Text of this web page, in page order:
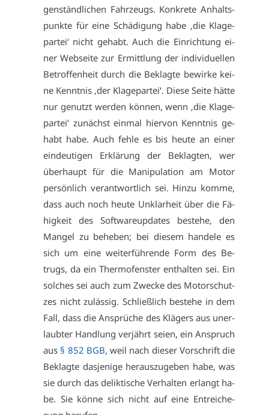
gen­ständ­li­chen Fahr­zeugs. Kon­kre­te An­halts­
punk­te für ei­ne Schä­di­gung ha­be ‚die Kla­ge­
par­tei‘ nicht ge­habt. Auch die Ein­rich­tung ei­
ner Web­sei­te zur Er­mitt­lung der in­di­vi­du­el­len
Be­trof­fen­heit durch die Be­klag­te be­wir­ke kei­
ne Kennt­nis ‚der Kla­ge­par­tei‘. Die­se Sei­te hät­te
nur ge­nutzt wer­den kön­nen, wenn ‚die Kla­ge­
par­tei‘ zu­nächst ein­mal hier­von Kennt­nis ge­
habt ha­be. Auch feh­le es bis heu­te an ei­ner
ein­deu­ti­gen Er­klä­rung der Be­klag­ten, wer
über­haupt für die Ma­ni­pu­la­ti­on am Mo­tor
per­sön­lich ver­ant­wort­lich sei. Hin­zu kom­me,
dass auch noch heu­te Un­klar­heit über die Fä­
hig­keit des Soft­ware­up­dates be­ste­he, den
Man­gel zu be­he­ben; bei die­sem han­de­le es
sich um ei­ne wei­ter­füh­ren­de Form des Be­
trugs, da ein Ther­mo­fens­ter ent­hal­ten sei. Ein
sol­ches sei auch zum Zwe­cke des Mo­tor­schut­
zes nicht zu­läs­sig. Schließ­lich be­ste­he in dem
Fall, dass die An­sprü­che des Klä­gers aus un­er­
laub­ter Hand­lung ver­jährt sei­en, ein An­spruch
aus § 852 BGB, weil nach die­ser Vor­schrift die
Be­klag­te das­je­ni­ge her­aus­zu­ge­ben ha­be, was
sie durch das de­lik­ti­sche Ver­hal­ten er­langt ha­
be. Sie kön­ne sich nicht auf ei­ne Ent­rei­che­